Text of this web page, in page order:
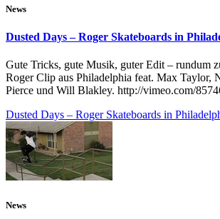
News
Dusted Days – Roger Skateboards in
Gute Tricks, gute Musik, guter Edit – rundum
Roger Clip aus Philadelphia feat. Max Taylor,
Pierce und Will Blakley. http://vimeo.com/
Dusted Days – Roger Skateboards in
News